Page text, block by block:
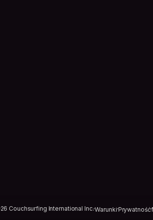
Couchsurfing International Inc.WarunkiPrywatność